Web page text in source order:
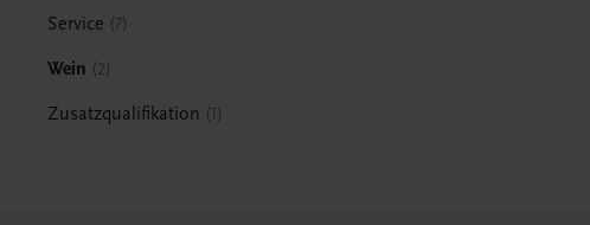
Service 7
Wein 2
Zusatzqualifikation 1